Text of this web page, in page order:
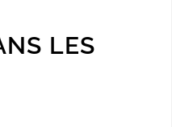
LES